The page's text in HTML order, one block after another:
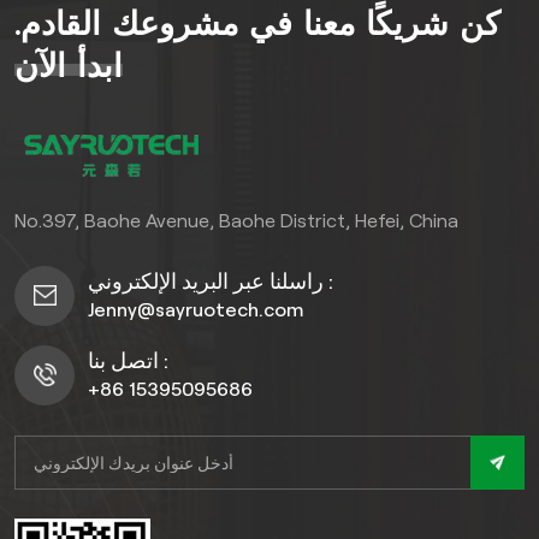
المنزل، فهي أصلية حبيبات
الخشب الفاتحة يُضفي هذا
الطلاء لمسةً جماليةً دافئةً
بمقاومته الممتازة للماء
والخدش وسهولة تركيبه، مما
طويلاً مع الحد الأدنى من
مزيجٍ من الأناقة والمتانة والتنوع
في الأرضيات.
كن شريكًا معنا في مشروعك القادم.
ابدأ الآن
No.397, Baohe Avenue, Baohe District, Hefei, China
راسلنا عبر البريد الإلكتروني :
Jenny@sayruotech.com
اتصل بنا :
+86 15395095686